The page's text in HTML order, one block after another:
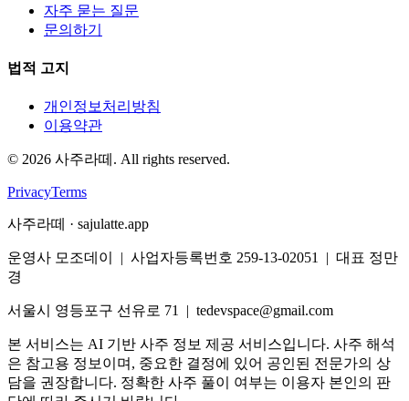
자주 묻는 질문
문의하기
법적 고지
개인정보처리방침
이용약관
© 2026 사주라떼. All rights reserved.
PrivacyTerms
사주라떼 · sajulatte.app
운영사 모조데이 | 사업자등록번호 259-13-02051 | 대표 정만
경
서울시 영등포구 선유로 71 | tedevspace@gmail.com
본 서비스는 AI 기반 사주 정보 제공 서비스입니다. 사주 해석
은 참고용 정보이며, 중요한 결정에 있어 공인된 전문가의 상
담을 권장합니다. 정확한 사주 풀이 여부는 이용자 본인의 판